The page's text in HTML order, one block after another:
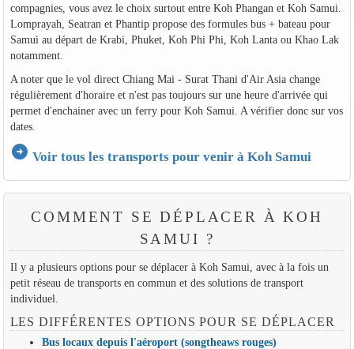
compagnies, vous avez le choix surtout entre Koh Phangan et Koh Samui.
Lomprayah, Seatran et Phantip propose des formules bus + bateau pour
Samui au départ de Krabi, Phuket, Koh Phi Phi, Koh Lanta ou Khao Lak
notamment.
A noter que le vol direct Chiang Mai - Surat Thani d'Air Asia change
régulièrement d'horaire et n'est pas toujours sur une heure d'arrivée qui
permet d'enchainer avec un ferry pour Koh Samui. A vérifier donc sur vos
dates.
arrow_circle_right Voir tous les transports pour venir à Koh Samui
COMMENT SE DÉPLACER À KOH
SAMUI ?
Il y a plusieurs options pour se déplacer à Koh Samui, avec à la fois un
petit réseau de transports en commun et des solutions de transport
individuel.
LES DIFFÉRENTES OPTIONS POUR SE DÉPLACER
Bus locaux depuis l'aéroport (songtheaws rouges)